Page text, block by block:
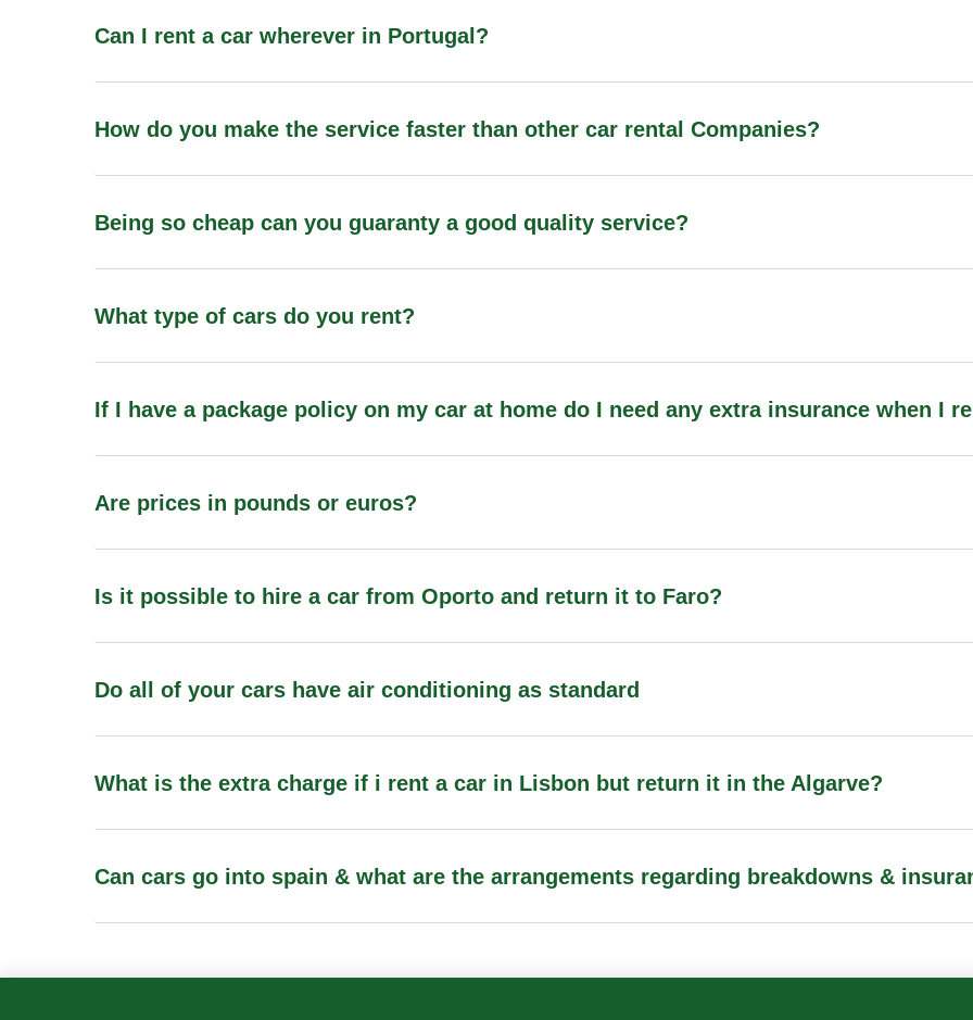
Can I rent a car wherever in Portugal?
How do you make the service faster than other car rental Companies?
Being so cheap can you guaranty a good quality service?
What type of cars do you rent?
If I have a package policy on my car at home do I need any extra insurance when I
Are prices in pounds or euros?
Is it possible to hire a car from Oporto and return it to Faro?
Do all of your cars have air conditioning as standard
What is the extra charge if i rent a car in Lisbon but return it in the Algarve?
Can cars go into spain & what are the arrangements regarding breakdowns &